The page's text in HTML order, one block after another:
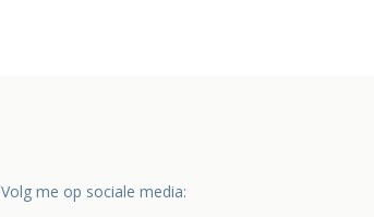
Volg me op sociale media: